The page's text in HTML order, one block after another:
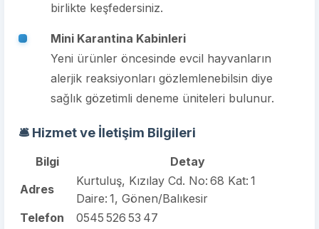
birlikte keşfedersiniz.
Mini Karantina Kabinleri
Yeni ürünler öncesinde evcil hayvanların
alerjik reaksiyonları gözlemlenebilsin diye
sağlık gözetimli deneme üniteleri bulunur.
🛎️ Hizmet ve İletişim Bilgileri
Bilgi
Detay
Adres
Kurtuluş, Kızılay Cd. No: 68 Kat: 1
Daire: 1, Gönen/Balıkesir
Telefon
0545 526 53 47